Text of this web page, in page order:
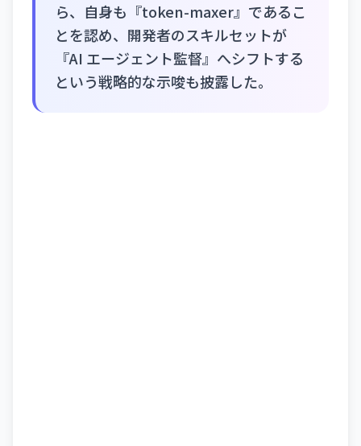
ら、自身も『token-maxer』であるこ
とを認め、開発者のスキルセットが
『AI エージェント監督』へシフトする
という戦略的な示唆も披露した。